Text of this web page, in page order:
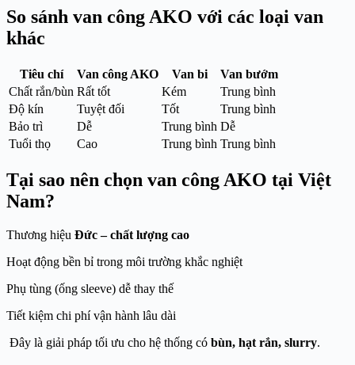
So sánh van công AKO với các loại van
khác
Tiêu chí Van công AKO Van bi
Van bướm
Chất rắn/bùn Rất tốt Kém
Trung bình
Độ kín
Tuyệt đối Tốt
Trung bình
Bảo trì
Dễ Trung bình Dễ
Tuổi thọ
Cao Trung bình Trung bình
Tại sao nên chọn van công AKO tại Việt
Nam?
Thương hiệu Đức – chất lượng cao
Hoạt động bền bỉ trong môi trường khắc nghiệt
Phụ tùng (ống sleeve) dễ thay thế
Tiết kiệm chi phí vận hành lâu dài
Đây là giải pháp tối ưu cho hệ thống có bùn, hạt rắn, slurry.